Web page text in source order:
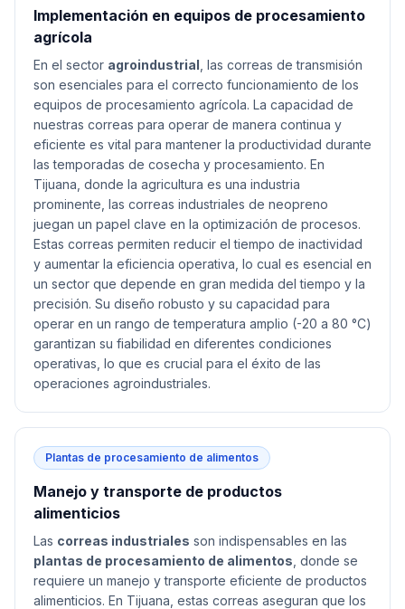
Implementación en equipos de procesamiento
agrícola
En el sector agroindustrial , las correas de transmisión
son esenciales para el correcto funcionamiento de los
equipos de procesamiento agrícola. La capacidad de
nuestras correas para operar de manera continua y
eficiente es vital para mantener la productividad durante
las temporadas de cosecha y procesamiento. En
Tijuana, donde la agricultura es una industria
prominente, las correas industriales de neopreno
juegan un papel clave en la optimización de procesos.
Estas correas permiten reducir el tiempo de inactividad
y aumentar la eficiencia operativa, lo cual es esencial en
un sector que depende en gran medida del tiempo y la
precisión. Su diseño robusto y su capacidad para
operar en un rango de temperatura amplio (-20 a 80 °C)
garantizan su fiabilidad en diferentes condiciones
operativas, lo que es crucial para el éxito de las
operaciones agroindustriales.
Plantas de procesamiento de alimentos
Manejo y transporte de productos
alimenticios
Las correas industriales son indispensables en las
plantas de procesamiento de alimentos , donde se
requiere un manejo y transporte eficiente de productos
alimenticios. En Tijuana, estas correas aseguran que los